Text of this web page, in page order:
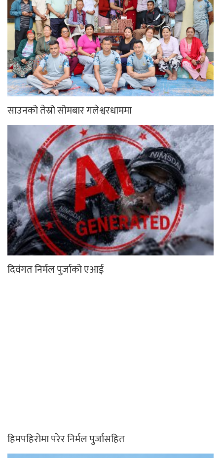
साउनको तेस्रो सोमबार गलेश्वरधाममा
दिवंगत निर्मल पुर्जाको एआई
हिमपहिरोमा परेर निर्मल पुर्जासहित